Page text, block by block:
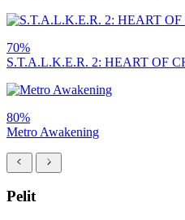
70%
S.T.A.L.K.E.R. 2: HEART OF
80%
Metro Awakening
Pelit